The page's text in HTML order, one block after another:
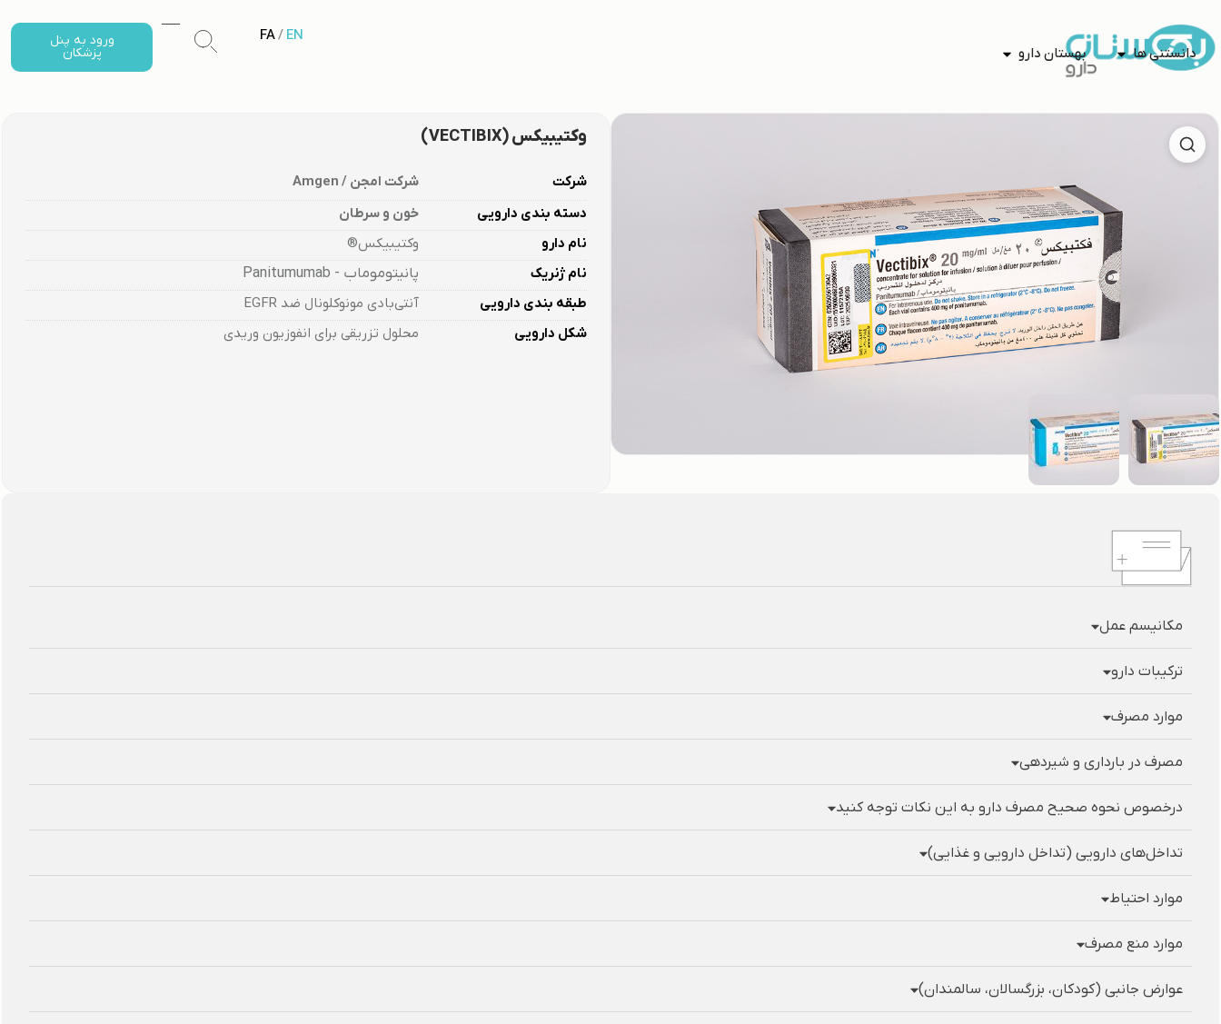
دانستنی ها بهستان دارو
FA/ EN ورود به پنل
پزشکان
وکتیبیکس (VECTIBIX)
شرکت
شرکت امجن / Amgen
دسته بندی دارویی
خون و سرطان
نام دارو
وکتیبیکس®
نام ژنریک
پانیتوموماب - Panitumumab
طبقه بندی دارویی​
آنتی‌بادی مونوکلونال ضد EGFR
شکل دارویی
محلول تزریقی برای انفوزیون وریدی
مکانیسم عمل
ترکیبات دارو
موارد مصرف
مصرف در بارداری و شیردهی
درخصوص نحوه صحیح مصرف دارو به این نکات توجه کنید
تداخل‌های دارویی (تداخل دارویی و غذایی)
موارد احتیاط
موارد منع مصرف
عوارض جانبی (کودکان، بزرگسالان، سالمندان)